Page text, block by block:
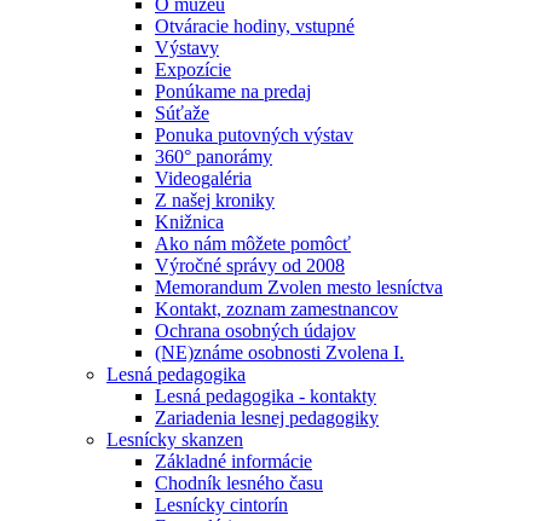
Otváracie hodiny, vstupné
Výstavy
Expozície
Ponúkame na predaj
Súťaže
Ponuka putovných výstav
360° panorámy
Videogaléria
Z našej kroniky
Knižnica
Ako nám môžete pomôcť
Výročné správy od 2008
Memorandum Zvolen mesto lesníctva
Kontakt, zoznam zamestnancov
Ochrana osobných údajov
(NE)známe osobnosti Zvolena I.
Lesná pedagogika
Lesná pedagogika - kontakty
Zariadenia lesnej pedagogiky
Lesnícky skanzen
Základné informácie
Chodník lesného času
Lesnícky cintorín